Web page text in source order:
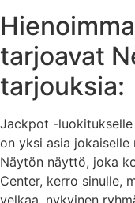
tarjoavat
tarjouksia:
Jackpot -luokitukselle
on yksi asia
Näytön näyttö, joka
Center, kerro sinulle,